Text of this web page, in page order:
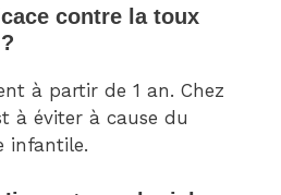
contre la toux
à partir de 1 an. Chez
à éviter à cause du
infantile.